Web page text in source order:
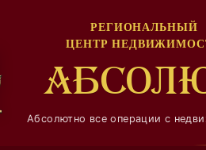
РЕГИОНАЛЬНЫЙ
ЦЕНТР
Абсолютно все операции с